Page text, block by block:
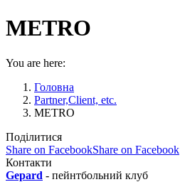
METRO
You are here:
Головна
Partner,Client, etc.
METRO
Поділитися
Share on FacebookShare on Facebook
Контакти
Gepard - пейнтбольний клуб